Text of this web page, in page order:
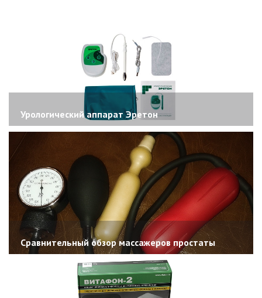
Урологический аппарат Эретон
Сравнительный обзор массажеров простаты